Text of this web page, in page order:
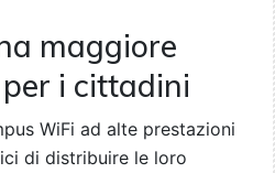
maggiore
i cittadini
WiFi ad alte prestazioni
di distribuire le loro